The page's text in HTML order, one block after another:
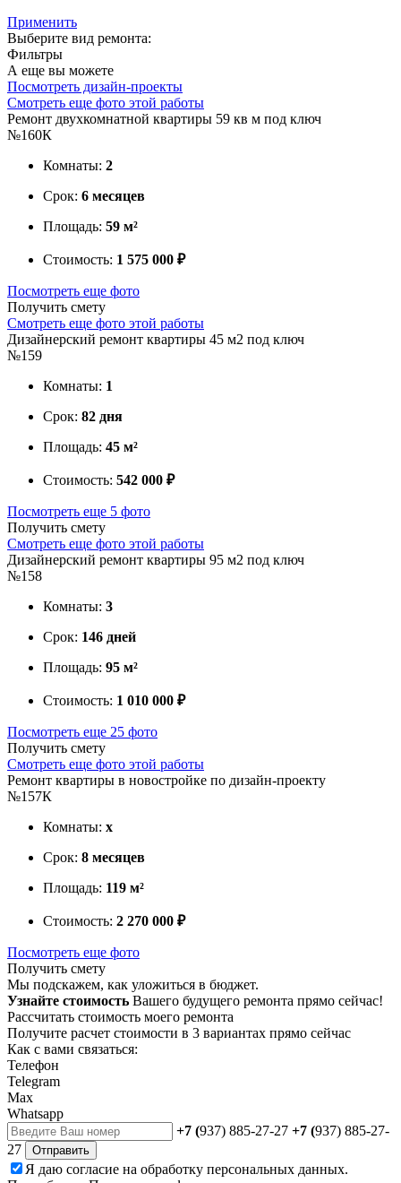
Применить
Выберите вид ремонта:
Фильтры
А еще вы можете
Посмотреть дизайн-проекты
Смотреть еще фото этой работы
Ремонт двухкомнатной квартиры 59 кв м под ключ
№160К
Комнаты: 2
Срок: 6 месяцев
Площадь: 59 м²
Стоимость: 1 575 000 ₽
Посмотреть еще фото
Получить смету
Смотреть еще фото этой работы
Дизайнерский ремонт квартиры 45 м2 под ключ
№159
Комнаты: 1
Срок: 82 дня
Площадь: 45 м²
Стоимость: 542 000 ₽
Посмотреть еще 5 фото
Получить смету
Смотреть еще фото этой работы
Дизайнерский ремонт квартиры 95 м2 под ключ
№158
Комнаты: 3
Срок: 146 дней
Площадь: 95 м²
Стоимость: 1 010 000 ₽
Посмотреть еще 25 фото
Получить смету
Смотреть еще фото этой работы
Ремонт квартиры в новостройке по дизайн-проекту
№157К
Комнаты: х
Срок: 8 месяцев
Площадь: 119 м²
Стоимость: 2 270 000 ₽
Посмотреть еще фото
Получить смету
Мы подскажем, как уложиться в бюджет.
Узнайте стоимость Вашего будущего ремонта прямо сейчас!
Рассчитать стоимость моего ремонта
Получите расчет стоимости в 3 вариантах прямо сейчас
Как с вами связаться:
Телефон
Telegram
Max
Whatsapp
+7 (937) 885-27-27 +7 (937) 885-27-
27
Отправить
Я даю согласие на обработку персональных данных.